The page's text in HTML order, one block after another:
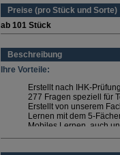
Preise (pro Stück und Sorte)
ab 101 Stück
Beschreibung
Ihre Vorteile:
Erstellt nach IHK-
277 Fragen speziell für
Erstellt von unserem
Lernen mit dem 5-
Mobiles Lernen, auch